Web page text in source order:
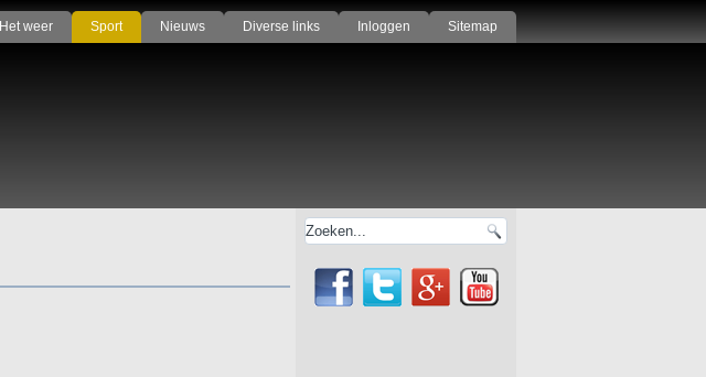
Het weer Sport Nieuws Diverse links Inloggen Sitemap